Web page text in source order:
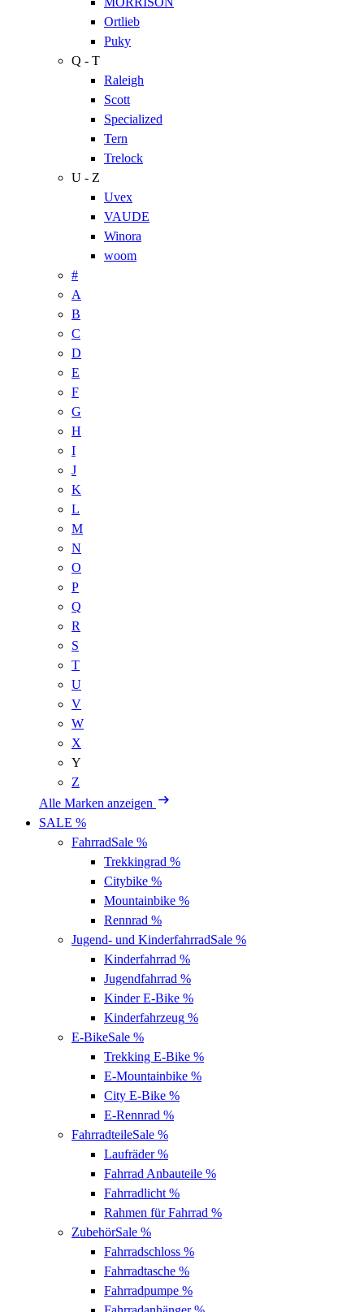
Ortlieb
Puky
Q - T
Raleigh
Scott
Specialized
Tern
Trelock
U - Z
Uvex
VAUDE
Winora
woom
#
A
B
C
D
E
F
G
H
I
J
K
L
M
N
O
P
Q
R
S
T
U
V
W
X
Y
Z
Alle Marken anzeigen
SALE %
FahrradSale %
Trekkingrad %
Citybike %
Mountainbike %
Rennrad %
Jugend- und KinderfahrradSale %
Kinderfahrrad %
Jugendfahrrad %
Kinder E-Bike %
Kinderfahrzeug %
E-BikeSale %
Trekking E-Bike %
E-Mountainbike %
City E-Bike %
E-Rennrad %
FahrradteileSale %
Laufräder%
Fahrrad Anbauteile %
Fahrradlicht %
Rahmen für Fahrrad %
ZubehörSale %
Fahrradschloss %
Fahrradtasche %
Fahrradpumpe %